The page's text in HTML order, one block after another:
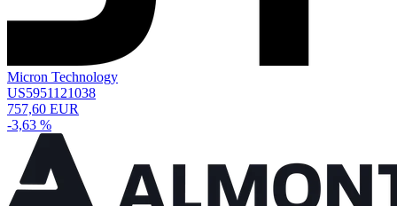
Micron Technology
US5951121038
757,60 EUR
-3,63 %